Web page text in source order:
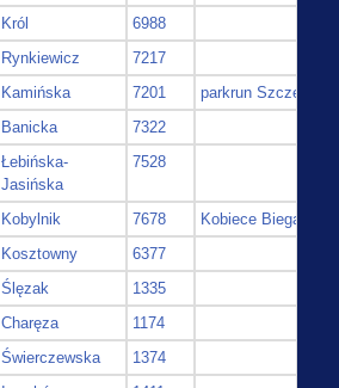
Król
6988
Rynkiewicz
7217
Kamińska 7201
parkrun Szczecin
Banicka
7322
Łebińska-
Jasińska
7528
Kobylnik 7678
Kobiece Bieganie
Kosztowny
6377
Ślęzak
1335
Charęza
1174
Świerczewska
1374